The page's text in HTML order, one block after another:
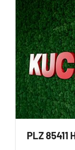
PLZ 85411